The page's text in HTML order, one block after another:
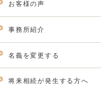
お客様の声
事務所紹介
名義を変更する
将来相続が発生する方へ